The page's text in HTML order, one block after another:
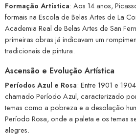
Formação Artística: Aos 14 anos,
formais na Escola de Belas Artes de La
Academia Real de Belas Artes de San
primeiras obras já indicavam um
tradicionais de pintura.
Ascensão e Evolução Artística
Períodos Azul e Rosa: Entre 1901 e
chamado Período Azul, caracterizado
temas como a pobreza e a desolação
Período Rosa, onde a paleta e os temas
alegres.